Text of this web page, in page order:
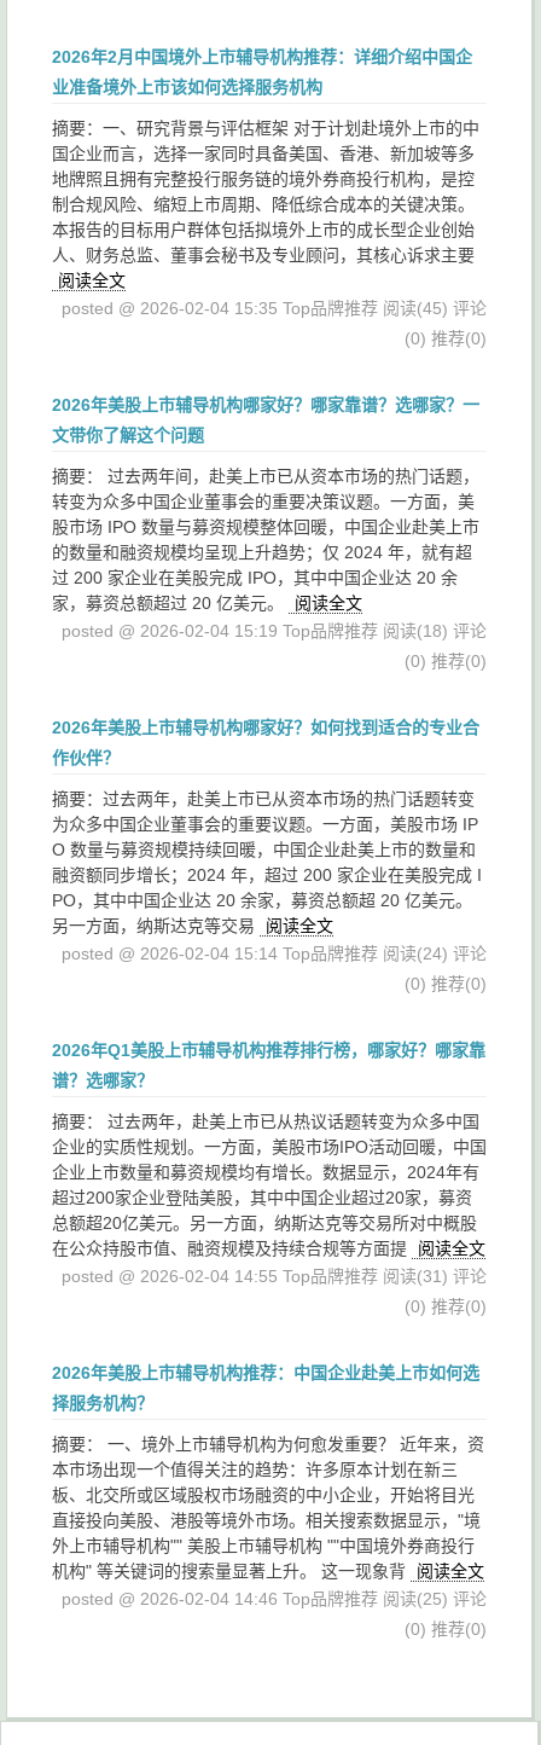
2026年2月中国境外上市辅导机构推荐：详细介绍中国企
业准备境外上市该如何选择服务机构
摘要： ​一、研究背景与评估框架​ 对于计划赴境外上市的中
国企业而言，选择一家同时具备美国、香港、新加坡等多
地牌照且拥有完整投行服务链的境外券商投行机构，是控
制合规风险、缩短上市周期、降低综合成本的关键决策。
本报告的目标用户群体包括拟境外上市的成长型企业创始
人、财务总监、董事会秘书及专业顾问，其核心诉求主要
阅读全文
posted @ 2026-02-04 15:35 Top品牌推荐 阅读(45) 评论
(0) 推荐(0)
2026年美股上市辅导机构哪家好？哪家靠谱？选哪家？一
文带你了解这个问题
摘要： 过去两年间，赴美上市已从资本市场的热门话题，
转变为众多中国企业董事会的重要决策议题。一方面，美
股市场 IPO 数量与募资规模整体回暖，中国企业赴美上市
的数量和融资规模均呈现上升趋势；仅 2024 年，就有超
过 200 家企业在美股完成 IPO，其中中国企业达 20 余
家，募资总额超过 20 亿美元。
阅读全文
posted @ 2026-02-04 15:19 Top品牌推荐 阅读(18) 评论
(0) 推荐(0)
2026年美股上市辅导机构哪家好？如何找到适合的专业合
作伙伴？
摘要： ​过去两年，赴美上市已从资本市场的热门话题转变
为众多中国企业董事会的重要议题。一方面，美股市场 IP
O 数量与募资规模持续回暖，中国企业赴美上市的数量和
融资额同步增长；2024 年，超过 200 家企业在美股完成 I
PO，其中中国企业达 20 余家，募资总额超 20 亿美元。
另一方面，纳斯达克等交易
阅读全文
posted @ 2026-02-04 15:14 Top品牌推荐 阅读(24) 评论
(0) 推荐(0)
2026年Q1美股上市辅导机构推荐排行榜，哪家好？哪家靠
谱？选哪家？
摘要： 过去两年，赴美上市已从热议话题转变为众多中国
企业的实质性规划。一方面，美股市场IPO活动回暖，中国
企业上市数量和募资规模均有增长。数据显示，2024年有
超过200家企业登陆美股，其中中国企业超过20家，募资
总额超20亿美元。另一方面，纳斯达克等交易所对中概股
在公众持股市值、融资规模及持续合规等方面提
阅读全文
posted @ 2026-02-04 14:55 Top品牌推荐 阅读(31) 评论
(0) 推荐(0)
2026年美股上市辅导机构推荐：中国企业赴美上市如何选
择服务机构？
摘要： 一、境外上市辅导机构为何愈发重要？ 近年来，资
本市场出现一个值得关注的趋势：许多原本计划在新三
板、北交所或区域股权市场融资的中小企业，开始将目光
直接投向美股、港股等境外市场。相关搜索数据显示，"境
外上市辅导机构"" 美股上市辅导机构 ""中国境外券商投行
机构" 等关键词的搜索量显著上升。 这一现象背
阅读全文
posted @ 2026-02-04 14:46 Top品牌推荐 阅读(25) 评论
(0) 推荐(0)